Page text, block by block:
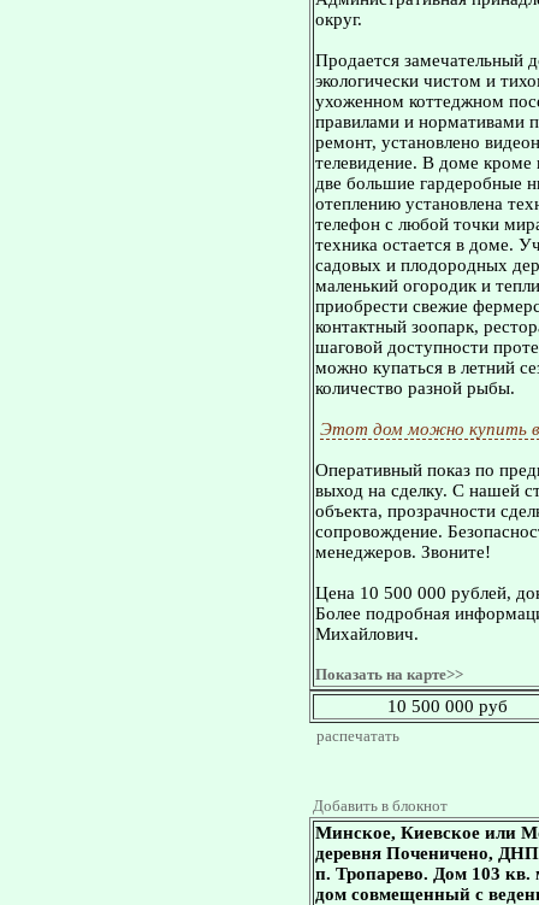
округ.
Продается замечательный
экологически чистом и
ухоженном коттеджном
правилами и нормативами
ремонт, установлено
телевидение. В доме кроме
две большие гардеробные
отеплению установлена
телефон с любой точки
техника остается в доме.
садовых и плодородных
маленький огородик и
приобрести свежие
контактный зоопарк,
шаговой доступности
можно купаться в летний
количество разной рыбы.
Этот дом можно купить
Оперативный показ по
выход на сделку. С нашей
объекта, прозрачности
сопровождение.
менеджеров. Звоните!
Цена 10 500 000 рублей,
Более подробная
Михайлович.
Показать на карте>>
10 500 000 руб
распечатать
Добавить в блокнот
Минское, Киевское или
деревня Поченичено,
п. Тропарево. Дом 103 кв.
дом совмещенный с